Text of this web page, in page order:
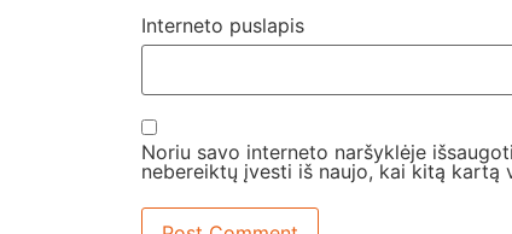
Interneto puslapis
Noriu savo interneto naršyklėje
nebereiktų įvesti iš naujo, kai kitą kartą